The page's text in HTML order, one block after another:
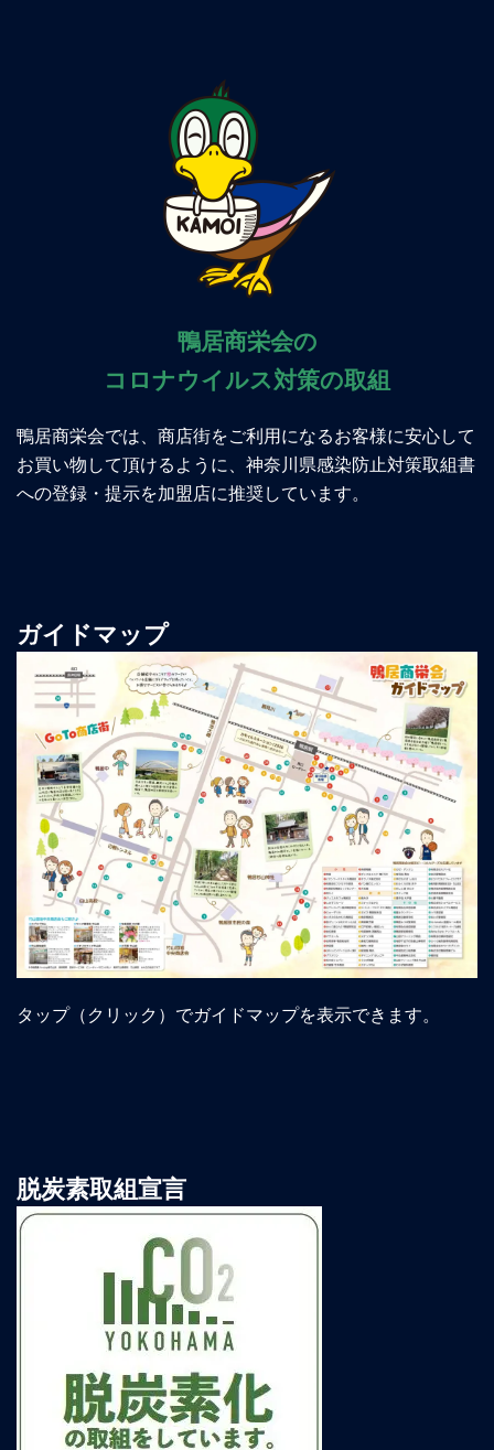
鴨居商栄会の
コロナウイルス対策の取組
鴨居商栄会では、商店街をご利用になるお客様に安心して
お買い物して頂けるように、神奈川県感染防止対策取組書
への登録・提示を加盟店に推奨しています。
ガイドマップ
タップ（クリック）でガイドマップを表示できます。
脱炭素取組宣言